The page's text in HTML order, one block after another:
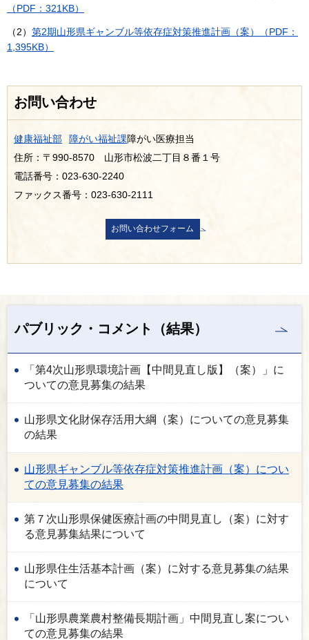
（PDF：321KB）
（2） 第2期山形県ギャンブル等依存症対策推進計画（案）（PDF：
1,395KB）
お問い合わせ
健康福祉部 障がい福祉課障がい医療担当
住所：〒990-8570 山形市松波二丁目８番１号
電話番号：023-630-2240
ファックス番号：023-630-2111
パブリック・コメント（結果）
「第4次山形県環境計画【中間見直し版】（案）」に
ついての意見募集の結果
山形県文化財保存活用大綱（案）についての意見募集
の結果
山形県ギャンブル等依存症対策推進計画（案）につい
ての意見募集の結果
第７次山形県保健医療計画の中間見直し（案）に対す
る意見募集結果について
山形県住生活基本計画（案）に対する意見募集の結果
について
「山形県農業農村整備長期計画」中間見直し案につい
ての意見募集の結果